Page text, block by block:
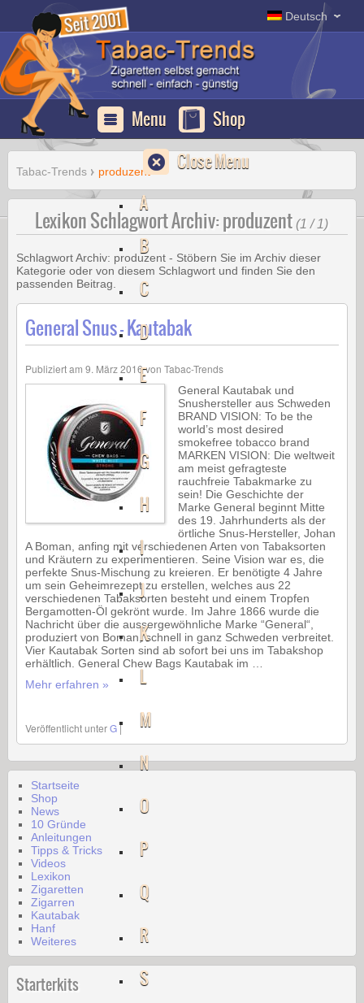
Deutsch
Menu
Shop
Close Menu
A
B
C
D
E
F
G
H
I
J
K
L
M
N
O
P
Q
R
S
Tabac-Trends produzent
Lexikon Schlagwort Archiv: produzent (1 / 1)
Schlagwort Archiv: produzent- Stöbern Sie im Archiv dieser
Kategorie oder von diesem Schlagwort und finden Sie den
passenden Beitrag.
General Snus – Kautabak
Publiziert am 9. März 2016von Tabac-Trends
General Kautabak und
Snushersteller aus Schweden
BRAND VISION: To be the
world’s most desired
smokefree tobacco brand
MARKEN VISION: Die weltweit
am meist gefragteste
rauchfreie Tabakmarke zu
sein! Die Geschichte der
Marke General beginnt Mitte
des 19. Jahrhunderts als der
örtliche Snus-Hersteller, Johan
A Boman, anfing mit verschiedenen Arten von Tabaksorten
und Kräutern zu experimentieren. Seine Vision war es, die
perfekte Snus-Mischung zu kreieren. Er benötigte 4 Jahre
um sein Geheimrezept zu erstellen, welches aus 22
verschiedenen Tabaksorten besteht und einem Tropfen
Bergamotten-Öl gekrönt wurde. Im Jahre 1866 wurde die
Nachricht über die aussergewöhnliche Marke “General“,
produziert von Boman, schnell in ganz Schweden verbreitet.
Vier Kautabak Sorten sind ab sofort bei uns im Tabakshop
erhältlich. General Chew Bags Kautabak im …
Mehr erfahren »
Veröffentlicht unterG|
Startseite
Shop
News
10 Gründe
Anleitungen
Tipps & Tricks
Videos
Lexikon
Zigaretten
Zigarren
Kautabak
Hanf
Weiteres
Starterkits